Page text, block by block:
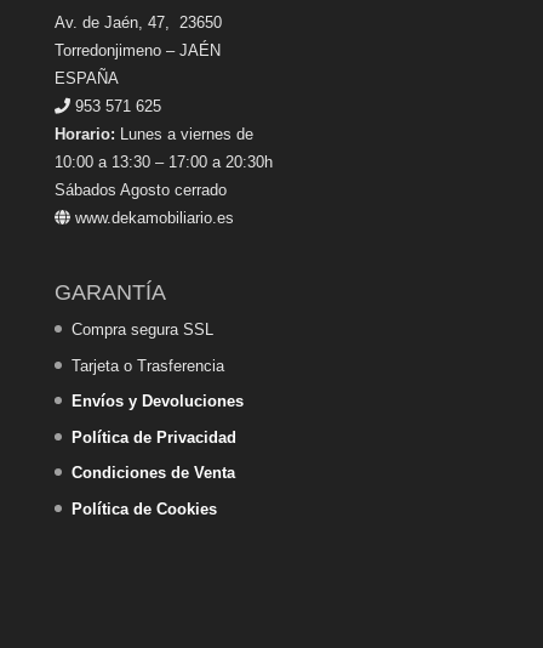
Av. de Jaén, 47, 23650
Torredonjimeno – JAÉN
ESPAÑA
953 571 625
Horario: Lunes a viernes de
10:00 a 13:30 – 17:00 a 20:30h
Sábados Agosto cerrado
www.dekamobiliario.es
GARANTÍA
Compra segura SSL
Tarjeta o Trasferencia
Envíos y Devoluciones
Política de Privacidad
Condiciones de Venta
Política de Cookies